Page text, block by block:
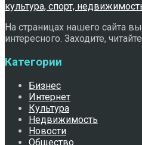
На страницах нашего сайта
интересного. Заходите,
Категории
Бизнес
Интернет
Культура
Недвижимость
Новости
Общество